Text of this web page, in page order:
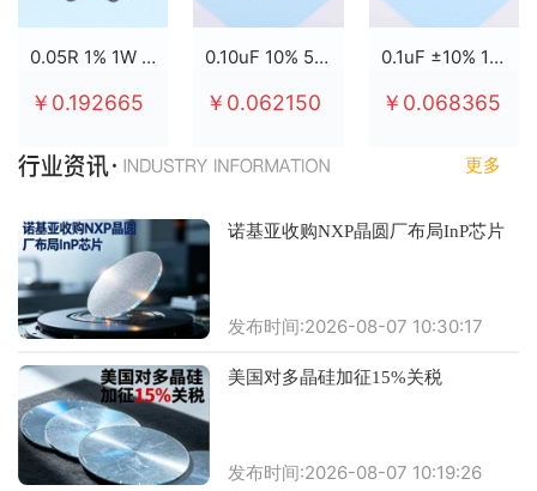
0.05R 1% 1W 2512
￥0.192665
0.10uF 10% 50V X7R 0805
￥0.062150
0.1uF ±10% 100V X7R 0805
￥0.068365
更多
诺基亚收购NXP晶圆厂布局InP芯片
发布时间:2026-08-07 10:30:17
美国对多晶硅加征15%关税
发布时间:2026-08-07 10:19:26